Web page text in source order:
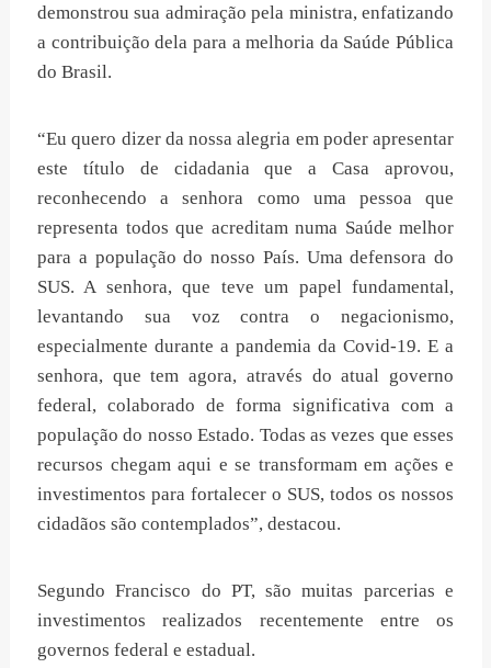
demonstrou sua admiração pela ministra, enfatizando
a contribuição dela para a melhoria da Saúde Pública
do Brasil.
“Eu quero dizer da nossa alegria em poder apresentar
este título de cidadania que a Casa aprovou,
reconhecendo a senhora como uma pessoa que
representa todos que acreditam numa Saúde melhor
para a população do nosso País. Uma defensora do
SUS. A senhora, que teve um papel fundamental,
levantando sua voz contra o negacionismo,
especialmente durante a pandemia da Covid-19. E a
senhora, que tem agora, através do atual governo
federal, colaborado de forma significativa com a
população do nosso Estado. Todas as vezes que esses
recursos chegam aqui e se transformam em ações e
investimentos para fortalecer o SUS, todos os nossos
cidadãos são contemplados”, destacou.
Segundo Francisco do PT, são muitas parcerias e
investimentos realizados recentemente entre os
governos federal e estadual.